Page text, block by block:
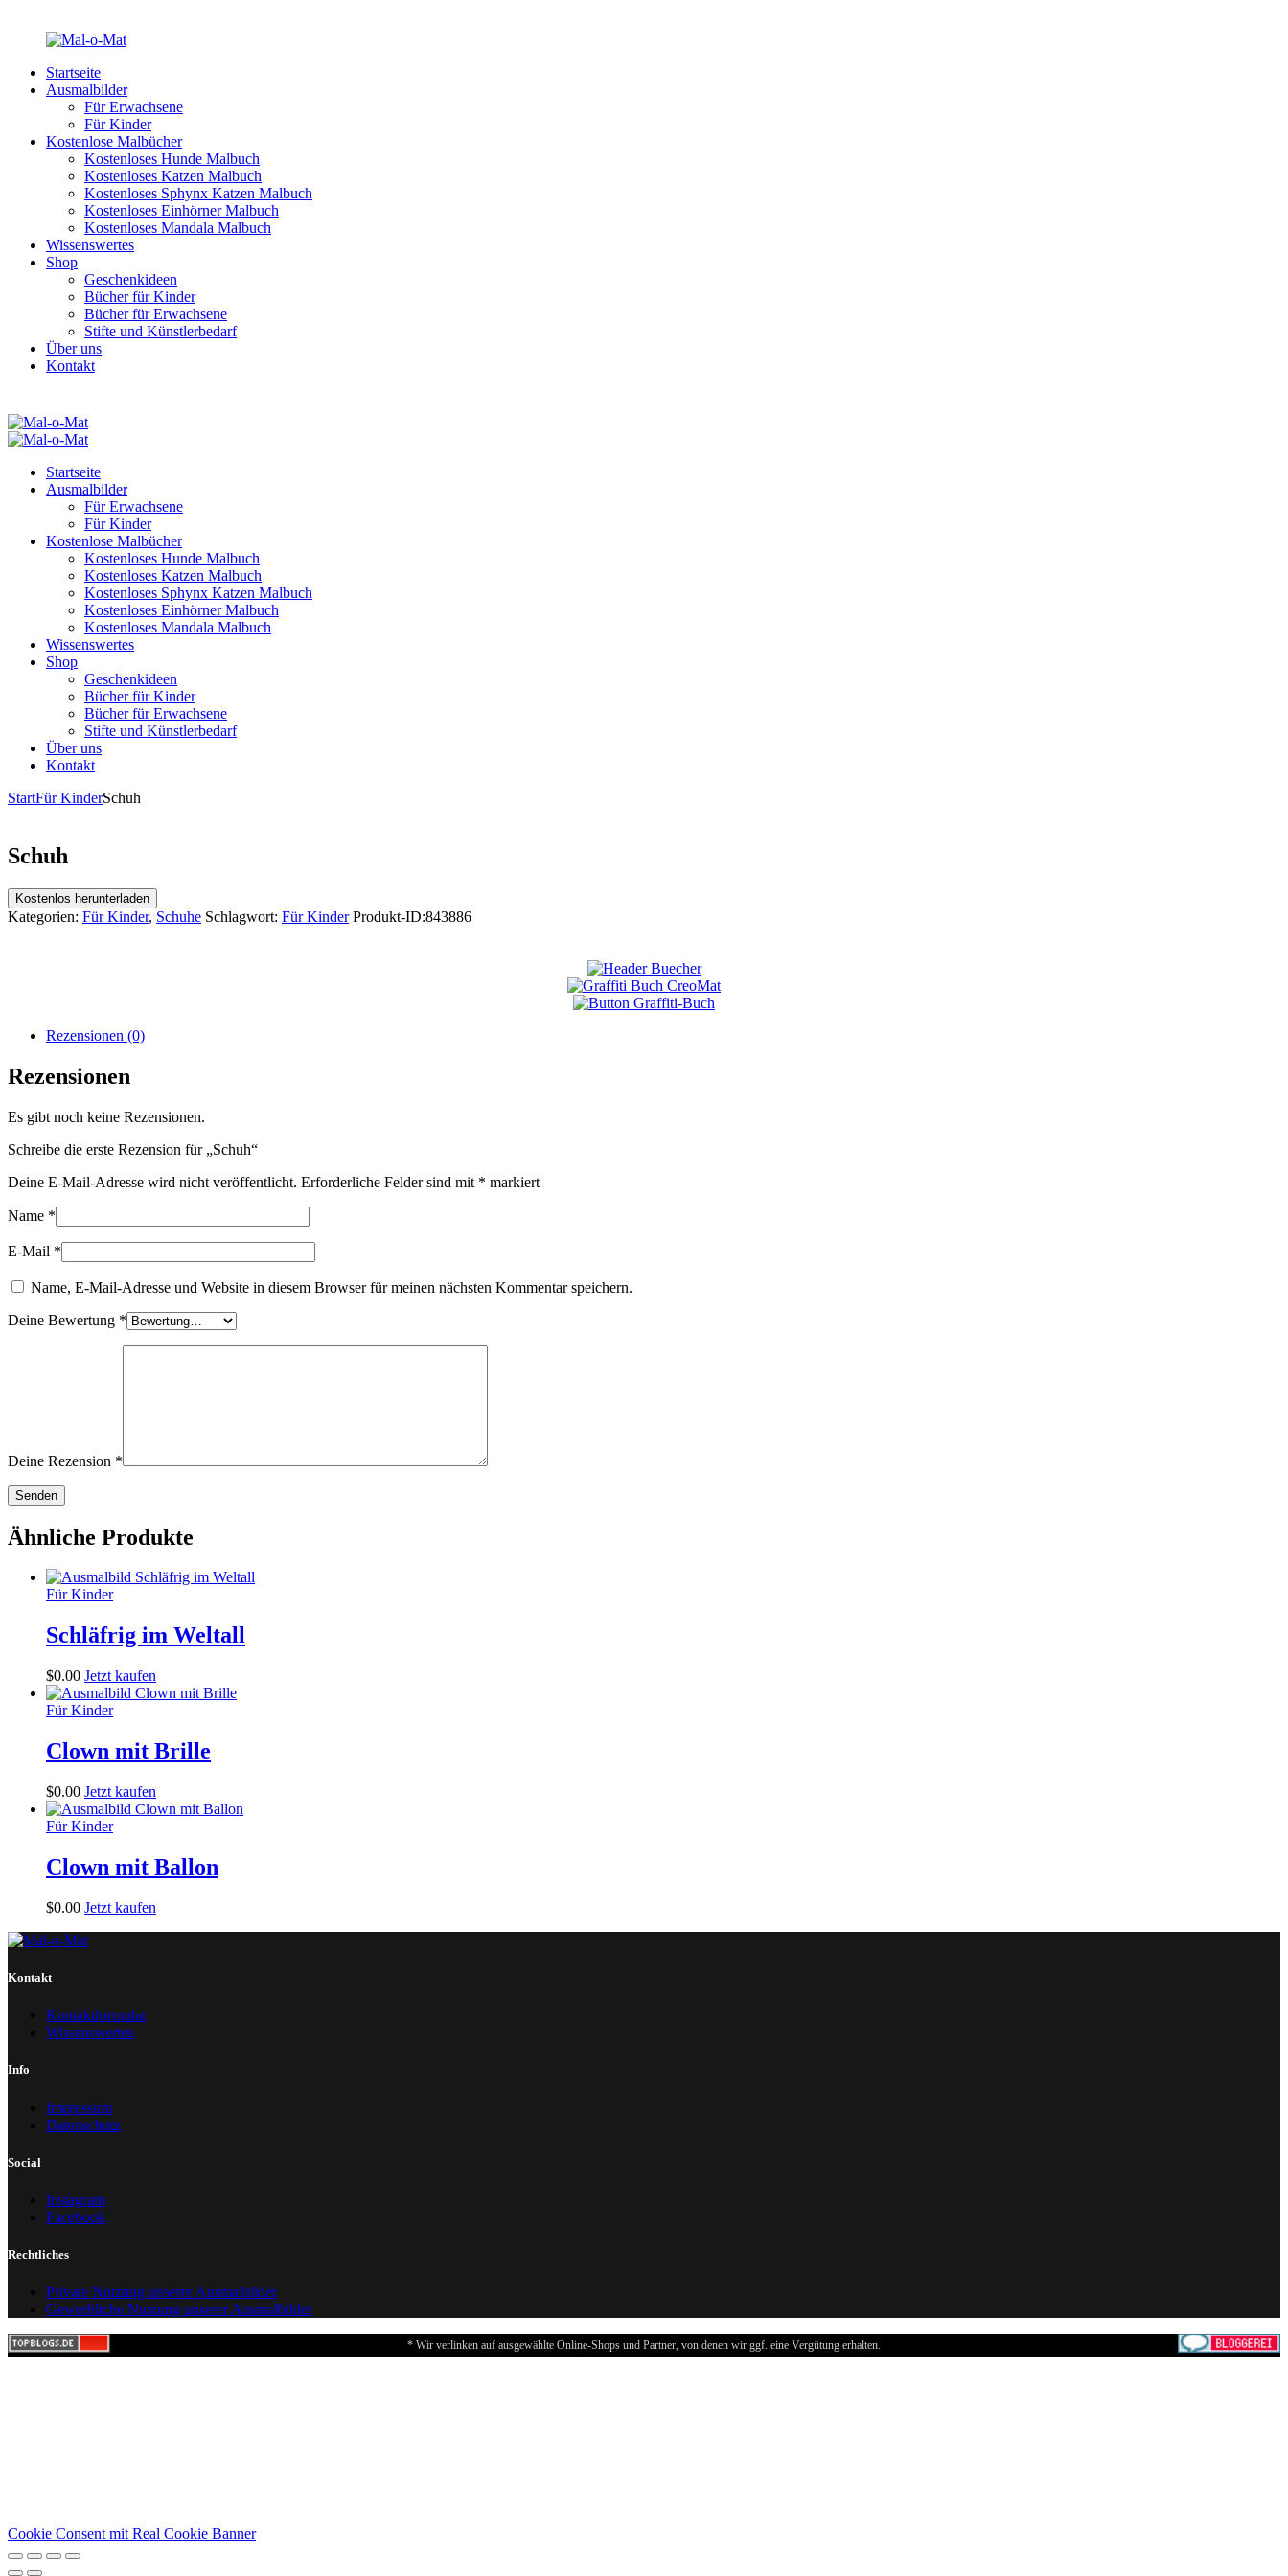
Startseite
Ausmalbilder
Für Erwachsene
Für Kinder
Kostenlose Malbücher
Kostenloses Hunde Malbuch
Kostenloses Katzen Malbuch
Kostenloses Sphynx Katzen Malbuch
Kostenloses Einhörner Malbuch
Kostenloses Mandala Malbuch
Wissenswertes
Shop
Geschenkideen
Bücher für Kinder
Bücher für Erwachsene
Stifte und Künstlerbedarf
Über uns
Kontakt
Startseite
Ausmalbilder
Für Erwachsene
Für Kinder
Kostenlose Malbücher
Kostenloses Hunde Malbuch
Kostenloses Katzen Malbuch
Kostenloses Sphynx Katzen Malbuch
Kostenloses Einhörner Malbuch
Kostenloses Mandala Malbuch
Wissenswertes
Shop
Geschenkideen
Bücher für Kinder
Bücher für Erwachsene
Stifte und Künstlerbedarf
Über uns
Kontakt
StartFür KinderSchuh
Schuh
Kostenlos herunterladen
Kategorien: Für Kinder, Schuhe Schlagwort: Für Kinder Produkt-ID:843886
Rezensionen (0)
Rezensionen
Es gibt noch keine Rezensionen.
Schreibe die erste Rezension für „Schuh“
Deine E-Mail-Adresse wird nicht veröffentlicht. Erforderliche Felder sind mit * markiert
Name *
E-Mail *
Name, E-Mail-Adresse und Website in diesem Browser für meinen nächsten Kommentar speichern.
Deine Bewertung *
Deine Rezension *
Ähnliche Produkte
Für Kinder
Schläfrig im Weltall
$0.00 Jetzt kaufen
Für Kinder
Clown mit Brille
$0.00 Jetzt kaufen
Für Kinder
Clown mit Ballon
$0.00 Jetzt kaufen
Kontakt
Kontaktformular
Wissenswertes
Info
Impressum
Datenschutz
Social
Instagram
Facebook
Rechtliches
Private Nutzung unserer Ausmalbilder
Gewerbliche Nutzung unserer Ausmalbilder
* Wir verlinken auf ausgewählte Online-Shops und Partner, von denen wir ggf. eine Vergütung erhalten.
Cookie Consent mit Real Cookie Banner